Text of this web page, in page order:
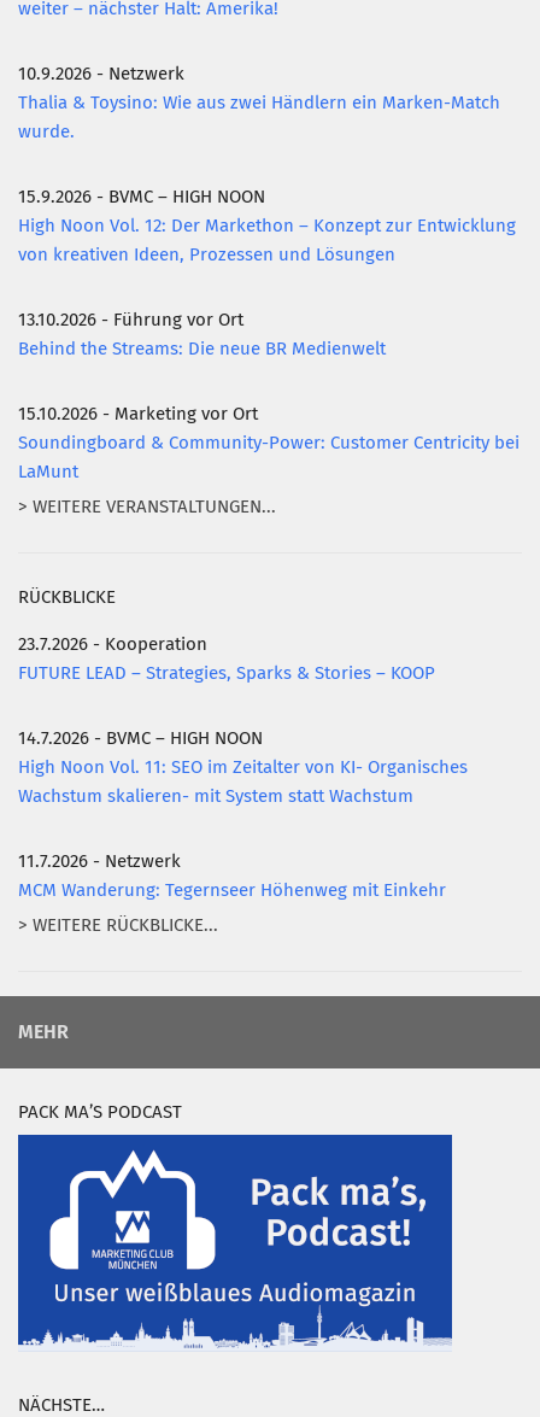
Mitglied werden
KONTAKT
weiter – nächster Halt: Amerika!
10.9.2026 - Netzwerk
Thalia & Toysino: Wie aus zwei Händlern ein Marken-Match
wurde.
15.9.2026 - BVMC – HIGH NOON
High Noon Vol. 12: Der Markethon – Konzept zur Entwicklung
von kreativen Ideen, Prozessen und Lösungen
13.10.2026 - Führung vor Ort
Behind the Streams: Die neue BR Medienwelt
15.10.2026 - Marketing vor Ort
Soundingboard & Community-Power: Customer Centricity bei
LaMunt
> WEITERE VERANSTALTUNGEN...
RÜCKBLICKE
23.7.2026 - Kooperation
FUTURE LEAD – Strategies, Sparks & Stories – KOOP
14.7.2026 - BVMC – HIGH NOON
High Noon Vol. 11: SEO im Zeitalter von KI- Organisches
Wachstum skalieren- mit System statt Wachstum
11.7.2026 - Netzwerk
MCM Wanderung: Tegernseer Höhenweg mit Einkehr
> WEITERE RÜCKBLICKE...
MEHR
PACK MA’S PODCAST
NÄCHSTE…